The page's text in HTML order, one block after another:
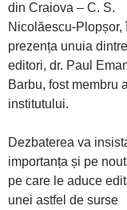
din Craiova – C. S.
Nicolăescu-Plopșor,
prezența unuia dintre
editori, dr. Paul
Barbu, fost membru al
institutului.
Dezbaterea va
importanța și pe
pe care le aduce
unei astfel de surse